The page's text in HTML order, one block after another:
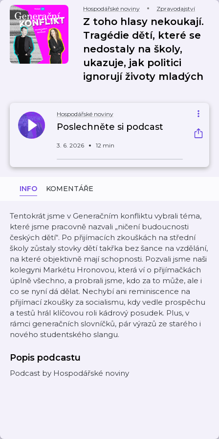
Hospodářské noviny Zpravodajství
Z toho hlasy nekoukají.
Tragédie dětí, které se
nedostaly na školy,
ukazuje, jak politici
ignorují životy mladých
Hospodářské noviny
Poslechněte si podcast
3. 6. 2026 12 min
INFO KOMENTÁŘE
Tentokrát jsme v Generačním konfliktu vybrali téma,
které jsme pracovně nazvali „ničení budoucnosti
českých dětí“. Po přijímacích zkouškách na střední
školy zůstaly stovky dětí takřka bez šance na vzdělání,
na které objektivně mají schopnosti. Pozvali jsme naši
kolegyni Markétu Hronovou, která ví o přijímačkách
úplně všechno, a probrali jsme, kdo za to může, ale i
co se nyní dá dělat. Nechybí ani reminiscence na
přijímací zkoušky za socialismu, kdy vedle prospěchu
a testů hrál klíčovou roli kádrový posudek. Plus, v
rámci generačních slovníčků, pár výrazů ze starého i
nového studentského slangu.
Popis podcastu
Podcast by Hospodářské noviny